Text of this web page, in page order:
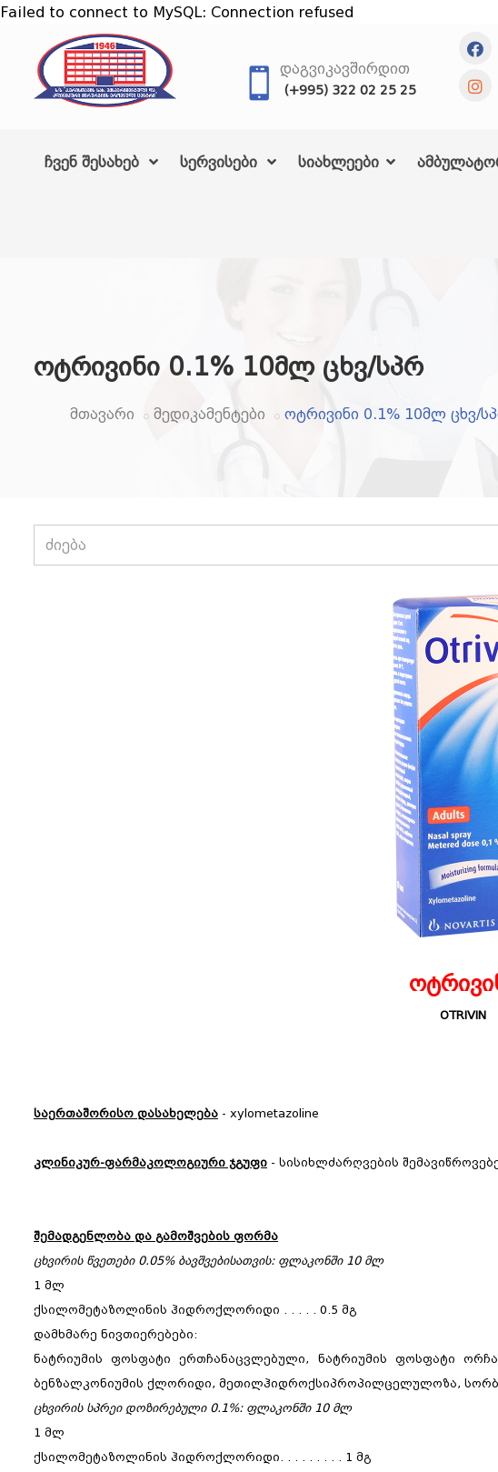
Failed to connect to MySQL: Connection refused
ᲓᲐᲒᲕᲘᲙᲐᲕᲨᲘᲠᲓᲘᲗ
(+995) 322 02 25 25
ჩვენ შესახებ სერვისები სიახლეები
ოტრივინი 0.1% 10მლ ცხვ/სპრ
მთავარი მედიკამენტები ოტრივინი 0.1% 10მლ ცხვ/
OTRIVIN
საერთაშორისო დასახელება - xylometazoline
კლინიკურ-ფარმაკოლოგიური ჯგუფი - სისიხლძარღვების
შემადგენლობა და გამოშვების ფორმა
ცხვირის წვეთები 0.05% ბავშვებისათვის: ფლაკონში 10 მლ
1 მლ
ქსილომეტაზოლინის ჰიდროქლორიდი . . . . . 0.5 მგ
დამხმარე ნივთიერებები:
ნატრიუმის ფოსფატი ერთჩანაცვლებული, ნატრიუმის ფოსფატი
ბენზალკონიუმის ქლორიდი, მეთილჰიდროქსიპროპილცელულოზა,
ცხვირის სპრეი დოზირებული 0.1%: ფლაკონში 10 მლ
1 მლ
ქსილომეტაზოლინის ჰიდროქლორიდი. . . . . . . . . 1 მგ